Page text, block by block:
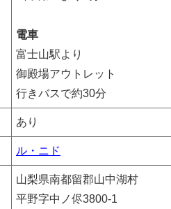
電車
富士山駅より
御殿場アウトレット
行きバスで約30分
あり
ル・ニド
山梨県南都留郡山中湖村
平野字中ノ侭3800-1